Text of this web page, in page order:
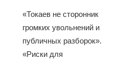
«Токаев не сторонник
громких увольнений и
публичных разборок».
«Риски для